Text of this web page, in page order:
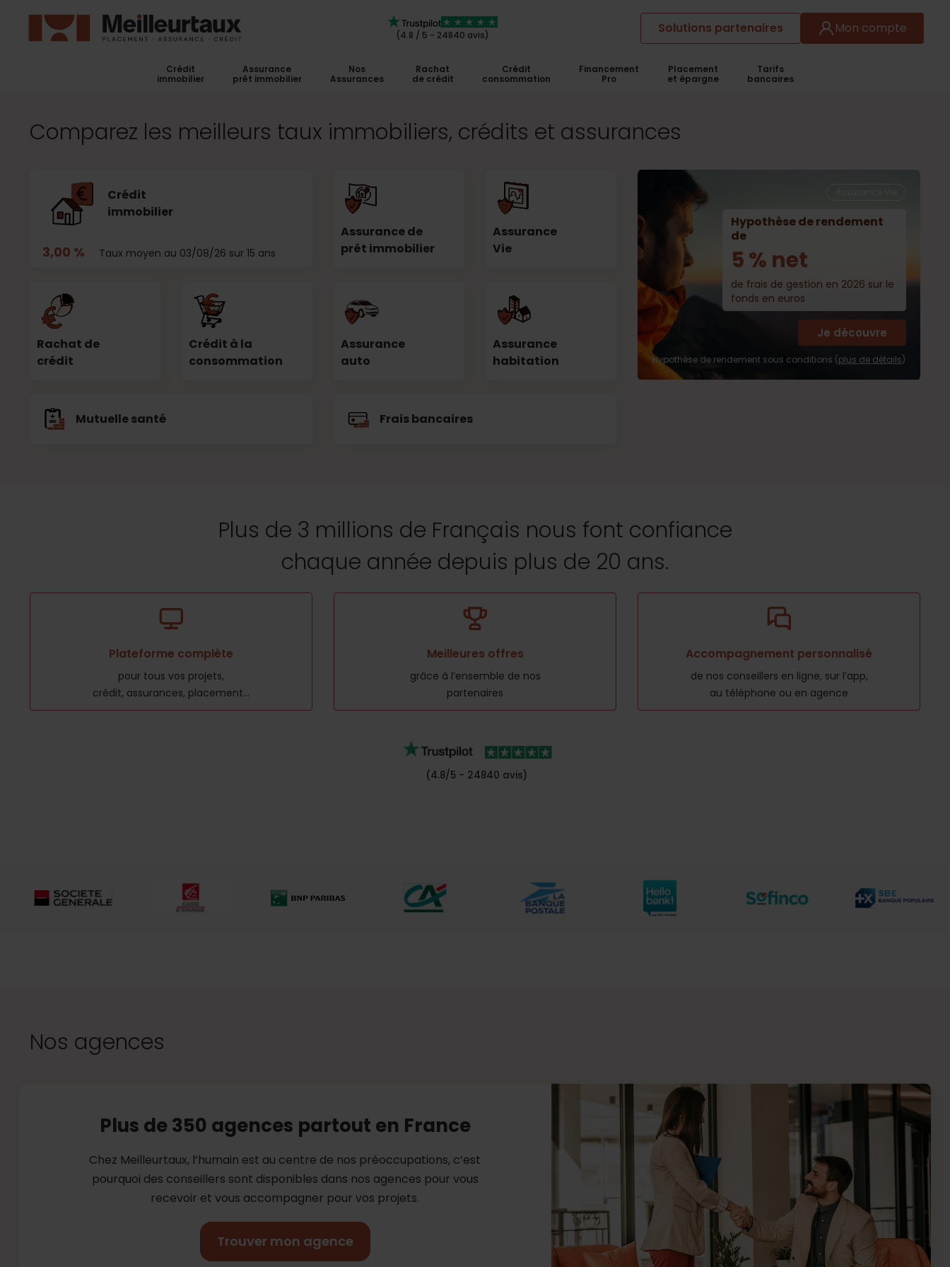
(4.8 / 5 - 24840 avis) Solutions partenaires Mon compte
Crédit
immobilier
Assurance
prêt immobilier
Nos
Assurances
Rachat
de crédit
Crédit
consommation
Financement
Pro
Placement
et épargne
Tarifs
bancaires
Comparez les meilleurs taux immobiliers, crédits et assurances
Crédit
immobilier
3,00 % Taux moyen au 03/08/26 sur 15 ans
Assurance de
prêt immobilier
Assurance
Vie
Rachat de
crédit
Crédit à la
consommation
Assurance
auto
Assurance
habitation
Mutuelle santé Frais bancaires
Hypothèse de rendement
de
5 % net
de frais de gestion en 2026 sur le
fonds en euros
Hypothèse de rendement sous conditions (plus de détails)
Je découvre
Plus de 3 millions de Français nous font confiance
chaque année depuis plus de 20 ans.
Plateforme complète
pour tous vos projets,
crédit, assurances, placement...
Meilleures offres
grâce à l’ensemble de nos
partenaires
Accompagnement personnalisé
de nos conseillers en ligne, sur l’app,
au téléphone ou en agence
(4.8/5 - 24840 avis)
Nos agences
Plus de 350 agences partout en France
Chez Meilleurtaux, l’humain est au centre de nos préoccupations, c’est
pourquoi des conseillers sont disponibles dans nos agences pour vous
recevoir et vous accompagner pour vos projets.
Trouver mon agence